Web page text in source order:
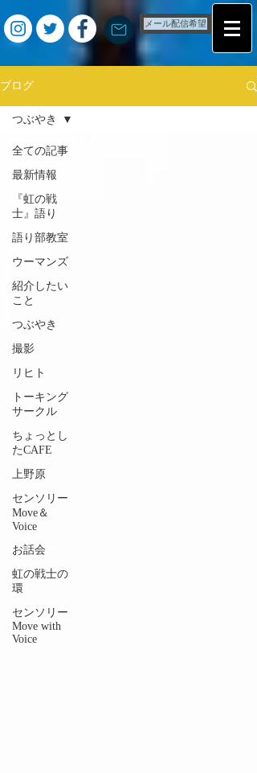
メール配信希望
ブログ
全ての記事
最新情報
『虹の戦
士』語り
語り部教室
ウーマンズ
紹介したい
こと
つぶやき
撮影
リヒト
トーキング
サークル
ちょっとし
たCAFE
上野原
センソリー
Move＆
Voice
お話会
虹の戦士の
環
センソリー
Move with
Voice
つぶやき